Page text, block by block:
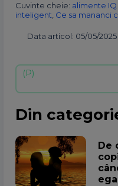
Cuvinte cheie: alimente
inteligent Ce sa mananci
Data articol: 05/05/
Din
De